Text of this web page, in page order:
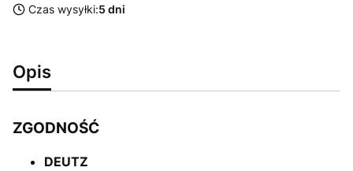
Czas wysyłki:5 dni
Opis
ZGODNOŚĆ
DEUTZ